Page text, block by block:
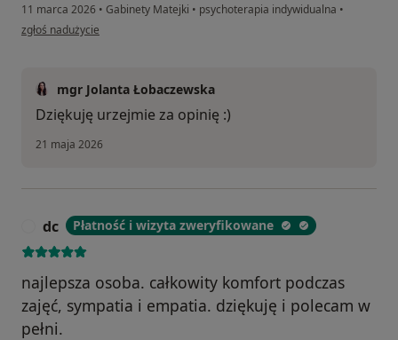
11 marca 2026 • Gabinety Matejki • psychoterapia indywidualna •
w opinii użytkownika Łukasz
zgłoś nadużycie
mgr Jolanta Łobaczewska
Dziękuję urzejmie za opinię :)
21 maja 2026
dc Płatność i wizyta zweryfikowane
najlepsza osoba. całkowity komfort podczas
zajęć, sympatia i empatia. dziękuję i polecam w
pełni.